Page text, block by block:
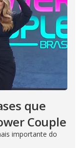
que
Couple
importante do